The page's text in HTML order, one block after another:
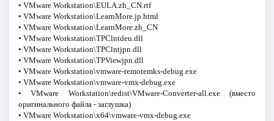
• VMware Workstation\EULA.zh_CN.rtf
• VMware Workstation\LearnMore.jp.html
• VMware Workstation\LearnMore.zh_CN
• VMware Workstation\TPClntdeu.dll
• VMware Workstation\TPClntjpn.dll
• VMware Workstation\TPViewjpn.dll
• VMware Workstation\vmware-remotemks-debug.exe
• VMware Workstation\vmware-vmx-debug.exe
• VMware Workstation\redist\VMware-Converter-all.exe (вместо
оригинального файла - заглушка)
• VMware Workstation\x64\vmware-vmx-debug.exe